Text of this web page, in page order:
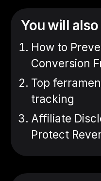
You will
How to
Conversion
Top
tracking
Affiliate
Protect